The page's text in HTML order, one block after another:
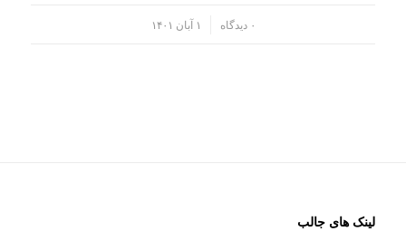
۰ دیدگاه ۱ آبان ۱۴۰۱
لینک های جالب